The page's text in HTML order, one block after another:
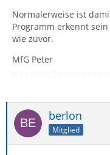
Normalerweise ist
Programm erkennt
wie zuvor.
MfG Peter
berlon
Mitglied